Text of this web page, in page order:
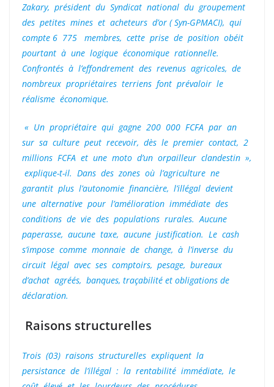
Zakary, président du Syndicat national du groupement
des petites mines et acheteurs d’or ( Syn-GPMACI), qui
compte 6 775 membres, cette prise de position obéit
pourtant à une logique économique rationnelle.
Confrontés à l’effondrement des revenus agricoles, de
nombreux propriétaires terriens font prévaloir le
réalisme économique.
« Un propriétaire qui gagne 200 000 FCFA par an
sur sa culture peut recevoir, dès le premier contact, 2
millions FCFA et une moto d’un orpailleur clandestin »,
explique-t-il. Dans des zones où l’agriculture ne
garantit plus l’autonomie financière, l’illégal devient
une alternative pour l’amélioration immédiate des
conditions de vie des populations rurales. Aucune
paperasse, aucune taxe, aucune justification. Le cash
s’impose comme monnaie de change, à l’inverse du
circuit légal avec ses comptoirs, pesage, bureaux
d’achat agréés, banques, traçabilité et obligations de
déclaration.
Raisons structurelles
Trois (03) raisons structurelles expliquent la
persistance de l’illégal : la rentabilité immédiate, le